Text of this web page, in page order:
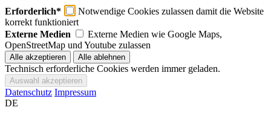
Erforderlich*
Notwendige Cookies zulassen damit die Website
korrekt funktioniert
Externe Medien
Externe Medien wie Google Maps,
OpenStreetMap und Youtube zulassen
Technisch erforderliche Cookies werden immer geladen.
Datenschutz Impressum
DE